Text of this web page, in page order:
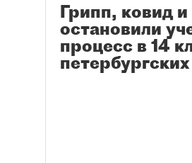
Грипп, ковид
остановили
процесс в 14